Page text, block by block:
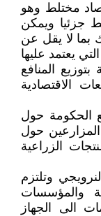
مختلط وهو
جزئيا ويمكن
بما لا يقل عن
يعتمد عليها
المنافع
الاقتصادية
الحكومة حول
حول
الزراعية
وتلتزم
والمؤسسات
الى الجهاز